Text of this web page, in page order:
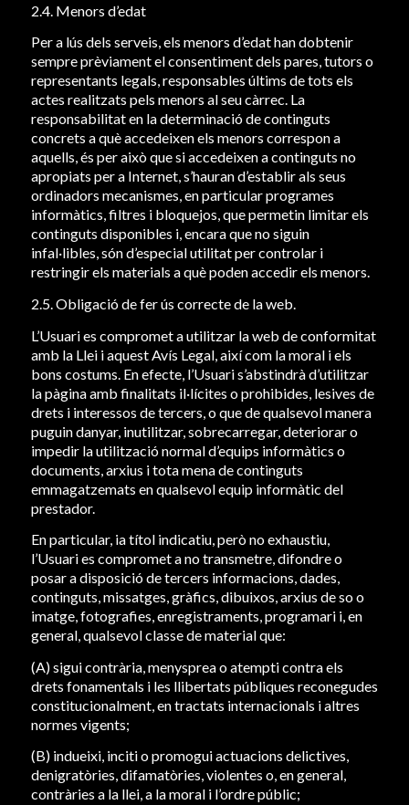
2.4. Menors d’edat
Per a lús dels serveis, els menors d’edat han dobtenir
sempre prèviament el consentiment dels pares, tutors o
representants legals, responsables últims de tots els
actes realitzats pels menors al seu càrrec. La
responsabilitat en la determinació de continguts
concrets a què accedeixen els menors correspon a
aquells, és per això que si accedeixen a continguts no
apropiats per a Internet, s’hauran d’establir als seus
ordinadors mecanismes, en particular programes
informàtics, filtres i bloquejos, que permetin limitar els
continguts disponibles i, encara que no siguin
infal·libles, són d’especial utilitat per controlar i
restringir els materials a què poden accedir els menors.
2.5. Obligació de fer ús correcte de la web.
L’Usuari es compromet a utilitzar la web de conformitat
amb la Llei i aquest Avís Legal, així com la moral i els
bons costums. En efecte, l’Usuari s’abstindrà d’utilitzar
la pàgina amb finalitats il·lícites o prohibides, lesives de
drets i interessos de tercers, o que de qualsevol manera
puguin danyar, inutilitzar, sobrecarregar, deteriorar o
impedir la utilització normal d’equips informàtics o
documents, arxius i tota mena de continguts
emmagatzemats en qualsevol equip informàtic del
prestador.
En particular, ia títol indicatiu, però no exhaustiu,
l’Usuari es compromet a no transmetre, difondre o
posar a disposició de tercers informacions, dades,
continguts, missatges, gràfics, dibuixos, arxius de so o
imatge, fotografies, enregistraments, programari i, en
general, qualsevol classe de material que:
(A) sigui contrària, menysprea o atempti contra els
drets fonamentals i les llibertats públiques reconegudes
constitucionalment, en tractats internacionals i altres
normes vigents;
(B) indueixi, inciti o promogui actuacions delictives,
denigratòries, difamatòries, violentes o, en general,
contràries a la llei, a la moral i l’ordre públic;